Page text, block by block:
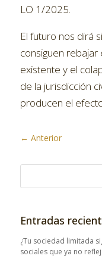
LO 1/2025.
El futuro nos dirá
consiguen rebajar
existente y el
de la jurisdicción
producen el
← Anterior
Entradas
¿Tu sociedad limitada
sociales que ya no